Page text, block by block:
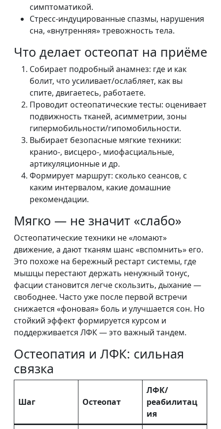
симптоматикой.
Стресс-индуцированные спазмы, нарушения
сна, «внутренняя» тревожность тела.
Что делает остеопат на приёме
Собирает подробный анамнез: где и как
болит, что усиливает/ослабляет, как вы
спите, двигаетесь, работаете.
Проводит остеопатические тесты: оценивает
подвижность тканей, асимметрии, зоны
гипермобильности/гипомобильности.
Выбирает безопасные мягкие техники:
кранио-, висцеро-, миофасциальные,
артикуляционные и др.
Формирует маршрут: сколько сеансов, с
каким интервалом, какие домашние
рекомендации.
Мягко — не значит «слабо»
Остеопатические техники не «ломают»
движение, а дают тканям шанс «вспомнить» его.
Это похоже на бережный рестарт системы, где
мышцы перестают держать ненужный тонус,
фасции становится легче скользить, дыхание —
свободнее. Часто уже после первой встречи
снижается «фоновая» боль и улучшается сон. Но
стойкий эффект формируется курсом и
поддерживается ЛФК — это важный тандем.
Остеопатия и ЛФК: сильная
связка
Шаг Остеопат
ЛФК/
реабилитац
ия